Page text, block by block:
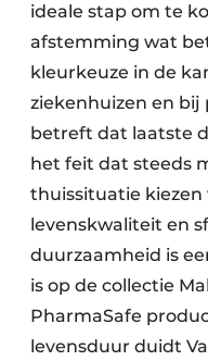
ideale stap om te
afstemming wat
kleurkeuze in de
ziekenhuizen en
betreft dat laatste
het feit dat steeds
thuissituatie kiezen
levenskwaliteit en
duurzaamheid is
is op de collectie
PharmaSafe
levensduur duidt